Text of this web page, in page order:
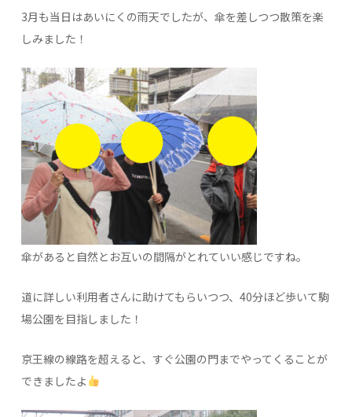
3月も当日はあいにくの雨天でしたが、傘を差しつつ散策を楽
しみました！
傘があると自然とお互いの間隔がとれていい感じですね。
道に詳しい利用者さんに助けてもらいつつ、40分ほど歩いて駒
場公園を目指しました！
京王線の線路を超えると、すぐ公園の門までやってくることが
できましたよ